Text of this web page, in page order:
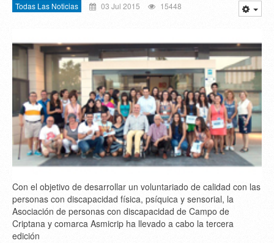
Todas Las Noticias 03 Jul 2015 15448
Con el objetivo de desarrollar un voluntariado de calidad con las
personas con discapacidad física, psíquica y sensorial, la
Asociación de personas con discapacidad de Campo de
Criptana y comarca Asmicrip ha llevado a cabo la tercera
edición